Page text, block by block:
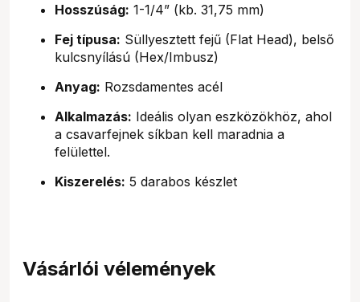
Hosszúság: 1-1/4” (kb. 31,75 mm)
Fej típusa: Süllyesztett fejű (Flat Head), belső
kulcsnyílású (Hex/Imbusz)
Anyag: Rozsdamentes acél
Alkalmazás: Ideális olyan eszközökhöz, ahol
a csavarfejnek síkban kell maradnia a
felülettel.
Kiszerelés: 5 darabos készlet
Vásárlói vélemények